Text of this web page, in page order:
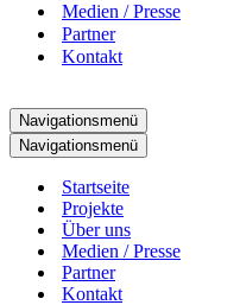
Medien / Presse
Partner
Kontakt
Navigationsmenü
Navigationsmenü
Startseite
Projekte
Über uns
Medien / Presse
Partner
Kontakt